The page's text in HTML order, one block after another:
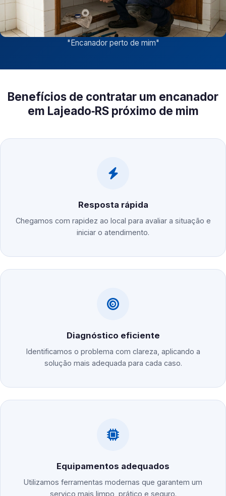
"Encanador perto de mim"
Benefícios de contratar um encanador
em Lajeado‑RS próximo de mim
Resposta rápida
Chegamos com rapidez ao local para avaliar a situação e
iniciar o atendimento.
Diagnóstico eficiente
Identificamos o problema com clareza, aplicando a
solução mais adequada para cada caso.
Equipamentos adequados
Utilizamos ferramentas modernas que garantem um
serviço mais limpo, prático e seguro.